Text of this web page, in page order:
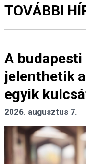
TOVÁBBI
A
jelenthetik
egyik
2026. augusztus 7.